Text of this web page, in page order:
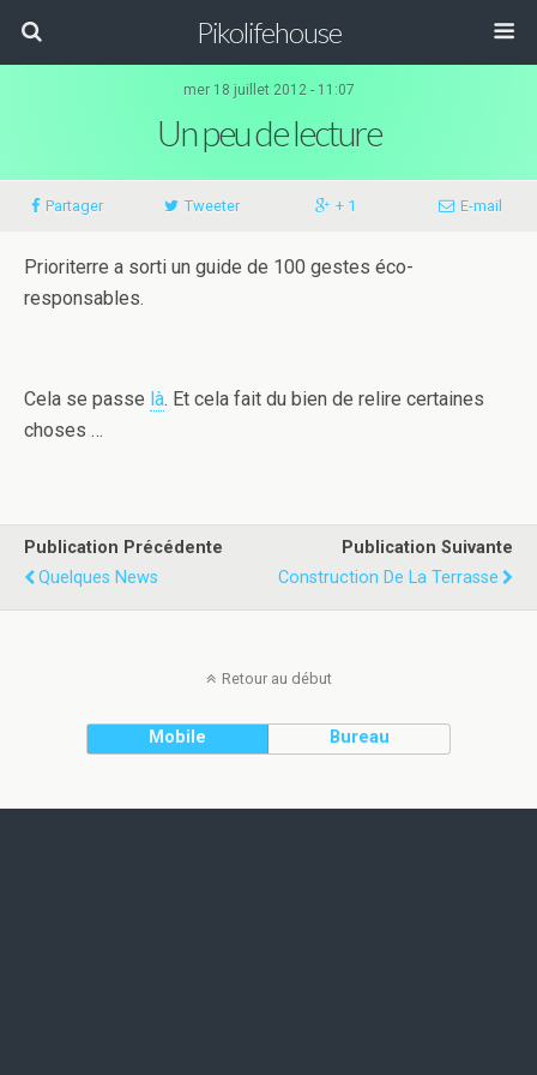
Pikolifehouse
mer 18 juillet 2012 - 11:07
Un peu de lecture
Partager Tweeter + 1 E-mail
Prioriterre a sorti un guide de 100 gestes éco-
responsables.
Cela se passe là. Et cela fait du bien de relire certaines
choses …
Publication Précédente
Quelques News
Publication Suivante
Construction De La Terrasse
Retour au début
Mobile Bureau